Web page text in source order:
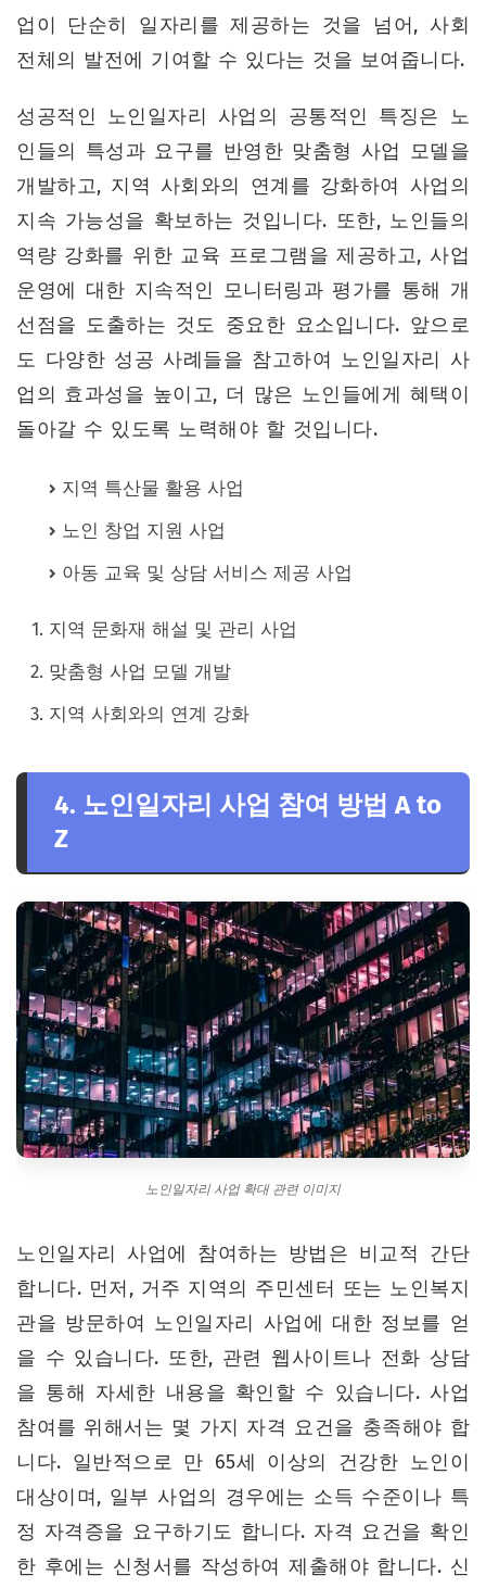
업이 단순히 일자리를 제공하는 것을 넘어, 사회
전체의 발전에 기여할 수 있다는 것을 보여줍니다.
성공적인 노인일자리 사업의 공통적인 특징은 노
인들의 특성과 요구를 반영한 맞춤형 사업 모델을
개발하고, 지역 사회와의 연계를 강화하여 사업의
지속 가능성을 확보하는 것입니다. 또한, 노인들의
역량 강화를 위한 교육 프로그램을 제공하고, 사업
운영에 대한 지속적인 모니터링과 평가를 통해 개
선점을 도출하는 것도 중요한 요소입니다. 앞으로
도 다양한 성공 사례들을 참고하여 노인일자리 사
업의 효과성을 높이고, 더 많은 노인들에게 혜택이
돌아갈 수 있도록 노력해야 할 것입니다.
지역 특산물 활용 사업
노인 창업 지원 사업
아동 교육 및 상담 서비스 제공 사업
지역 문화재 해설 및 관리 사업
맞춤형 사업 모델 개발
지역 사회와의 연계 강화
4. 노인일자리 사업 참여 방법 A to
Z
노인일자리 사업 확대 관련 이미지
노인일자리 사업에 참여하는 방법은 비교적 간단
합니다. 먼저, 거주 지역의 주민센터 또는 노인복지
관을 방문하여 노인일자리 사업에 대한 정보를 얻
을 수 있습니다. 또한, 관련 웹사이트나 전화 상담
을 통해 자세한 내용을 확인할 수 있습니다. 사업
참여를 위해서는 몇 가지 자격 요건을 충족해야 합
니다. 일반적으로 만 65세 이상의 건강한 노인이
대상이며, 일부 사업의 경우에는 소득 수준이나 특
정 자격증을 요구하기도 합니다. 자격 요건을 확인
한 후에는 신청서를 작성하여 제출해야 합니다. 신